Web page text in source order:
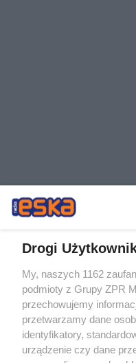
Żaden utwór zamieszczony w
rozpowszechniany lub dalej
tym także elektroniczny lub
eksploatacji w jakiejkolwiek
Internecie bez pisemnej zgody
wykorzystanie utworów w
tzn. bez właściwej zgody, jest
ścigane prawnie.
Drogi
My, naszych 1162
podmioty z Grupy ZPR
przechowujemy
przetwarzamy dane
identyfikatory,
urządzenie czy dane